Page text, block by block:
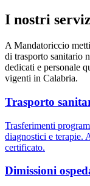
I nostri
A Mandatoriccio
di trasporto sanitario
dedicati e personale
vigenti in Calabria.
Trasporto
Trasferimenti
diagnostici e terapie.
certificato.
Dimissioni